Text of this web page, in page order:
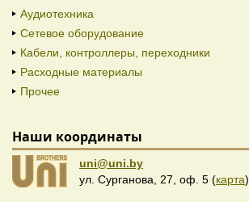
Аудиотехника
Сетевое оборудование
Кабели, контроллеры, переходники
Расходные материалы
Прочее
Наши координаты
uni@uni.by
ул. Сурганова, 27, оф. 5 (карта)